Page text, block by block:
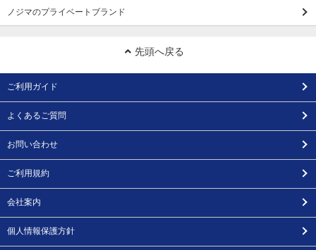
ノジマのプライベートブランド
先頭へ戻る
ご利用ガイド
よくあるご質問
お問い合わせ
ご利用規約
会社案内
個人情報保護方針